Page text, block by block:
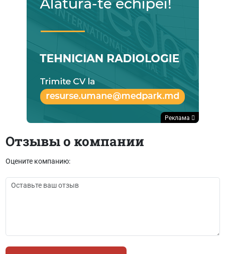
Реклама
Отзывы о компании
Оцените компанию: